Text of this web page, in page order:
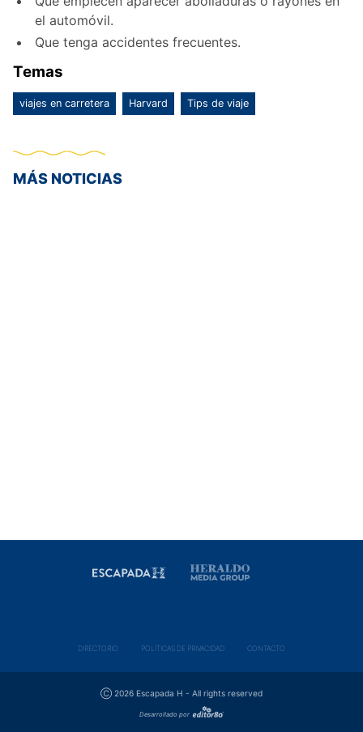
el automóvil.
Que tenga accidentes frecuentes.
Temas
viajes en carretera Harvard Tips de viaje
MÁS NOTICIAS
DIRECTORIO POLÍ­TICAS DE PRIVACIDAD CONTACTO
Ⓒ 2026 Escapada H - All rights reserved
Desarrollado por